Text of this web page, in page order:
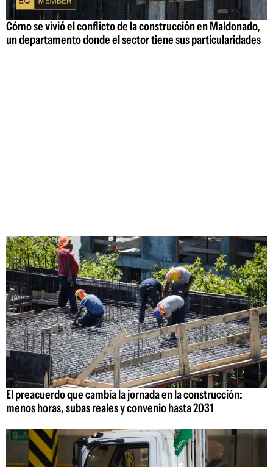
Cómo se vivió el conflicto de la construcción en Maldonado,
un departamento donde el sector tiene sus particularidades
El preacuerdo que cambia la jornada en la construcción:
menos horas, subas reales y convenio hasta 2031